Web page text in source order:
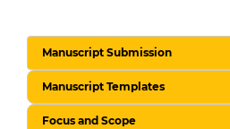
Manuscript Submission
Manuscript Templates
Focus and Scope